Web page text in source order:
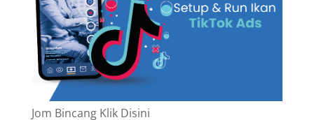
Jom Bincang Klik Disini